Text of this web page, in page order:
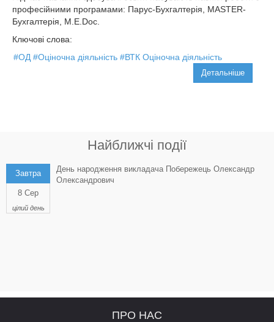
професійними програмами: Парус-Бухгалтерія, MASTER-
Бухгалтерія, М.Е.Dоc.
Ключові слова:
#ОД #Оціночна діяльність #ВТК Оціночна діяльність
Детальніше
Найближчі події
Завтра
8 Сер
цілий день
День народження викладача Побережець Олександр
Олександрович
ПРО НАС